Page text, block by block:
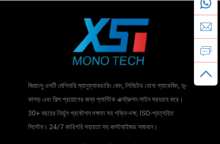
জিয়াংসু এসটি মেশিনারি ম্যানুফ্যাকচারিং কোং, লিমিটেড বোনা প্যাকেজিং, ভূ-
কাপড় এবং শিল্প প্রয়োগের জন্য প্লাস্টিক এক্সট্রুশন লাইন সরবরাহ করে।
30+ বছরের নির্ভুল প্রকৌশল দক্ষতা সহ শক্তি-দক্ষ, ISO-প্রত্যয়িত
সিস্টেম। 24/7 কারিগরি সহায়তা সহ কাস্টমাইজড সমাধান।